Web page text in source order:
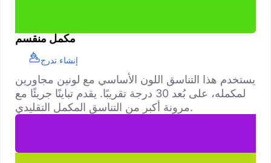
مكمل منقسم
إنشاء تدرج
يستخدم هذا التناسق اللون الأساسي مع لونين مجاورين
لمكمله، على بُعد 30 درجة تقريبًا. يقدم تباينًا جريئًا مع
مرونة أكبر من التناسق المكمل التقليدي.